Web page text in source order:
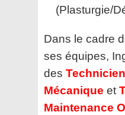
(Plasturgie/
Dans le cadre
ses équipes,
des
Mécanique et
Maintenance